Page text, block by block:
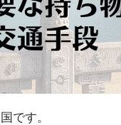
です。